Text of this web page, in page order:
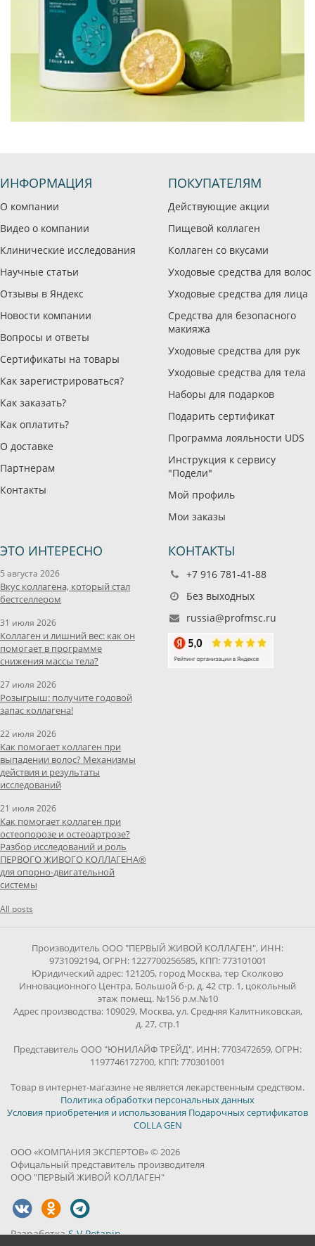
ИНФОРМАЦИЯ
О компании
Видео о компании
Клинические исследования
Научные статьи
Отзывы в Яндекс
Новости компании
Вопросы и ответы
Сертификаты на товары
Как зарегистрироваться?
Как заказать?
Как оплатить?
О доставке
Партнерам
Контакты
ПОКУПАТЕЛЯМ
Действующие акции
Пищевой коллаген
Коллаген со вкусами
Уходовые средства для волос
Уходовые средства для лица
Средства для безопасного
макияжа
Уходовые средства для рук
Уходовые средства для тела
Наборы для подарков
Подарить сертификат
Программа лояльности UDS
Инструкция к сервису
"Подели"
Мой профиль
Мои заказы
ЭТО ИНТЕРЕСНО
5 августа 2026
Вкус коллагена, который стал
бестселлером
31 июля 2026
Коллаген и лишний вес: как он
помогает в программе
снижения массы тела?
27 июля 2026
Розыгрыш: получите годовой
запас коллагена!
22 июля 2026
Как помогает коллаген при
выпадении волос? Механизмы
действия и результаты
исследований
21 июля 2026
Как помогает коллаген при
остеопорозе и остеоартрозе?
Разбор исследований и роль
ПЕРВОГО ЖИВОГО КОЛЛАГЕНА®
для опорно-двигательной
системы
All posts
КОНТАКТЫ
+7 916 781-41-88
Без выходных
russia@profmsc.ru
Производитель ООО "ПЕРВЫЙ ЖИВОЙ КОЛЛАГЕН", ИНН:
9731092194, ОГРН: 1227700256585, КПП: 773101001
Юридический адрес: 121205, город Москва, тер Сколково
Инновационного Центра, Большой б-р, д. 42 стр. 1, цокольный
этаж помещ. №156 р.м.№10
Адрес производства: 109029, Москва, ул. Средняя Калитниковская,
д. 27, стр.1
Представитель ООО "ЮНИЛАЙФ ТРЕЙД", ИНН: 7703472659, ОГРН:
1197746172700, КПП: 770301001
Товар в интернет-магазине не является лекарственным средством.
Политика обработки персональных данных
Условия приобретения и использования Подарочных сертификатов
COLLA GEN
ООО «КОМПАНИЯ ЭКСПЕРТОВ» © 2026
Офицальный представитель производителя
ООО "ПЕРВЫЙ ЖИВОЙ КОЛЛАГЕН"
РазработкаS.V.Potanin